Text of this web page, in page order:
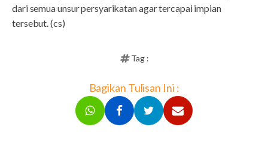
dari semua unsur persyarikatan agar tercapai impian
tersebut. (cs)
Tag :
Bagikan Tulisan Ini :